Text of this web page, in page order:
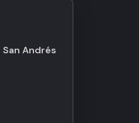
Andrés